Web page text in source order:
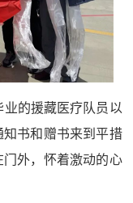
的援藏医疗队员以
书和赠书来到平措
外，怀着激动的心